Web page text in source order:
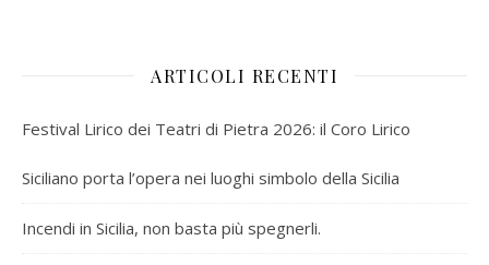
ARTICOLI RECENTI
Festival Lirico dei Teatri di Pietra 2026: il Coro Lirico
Siciliano porta l’opera nei luoghi simbolo della Sicilia
Incendi in Sicilia, non basta più spegnerli.